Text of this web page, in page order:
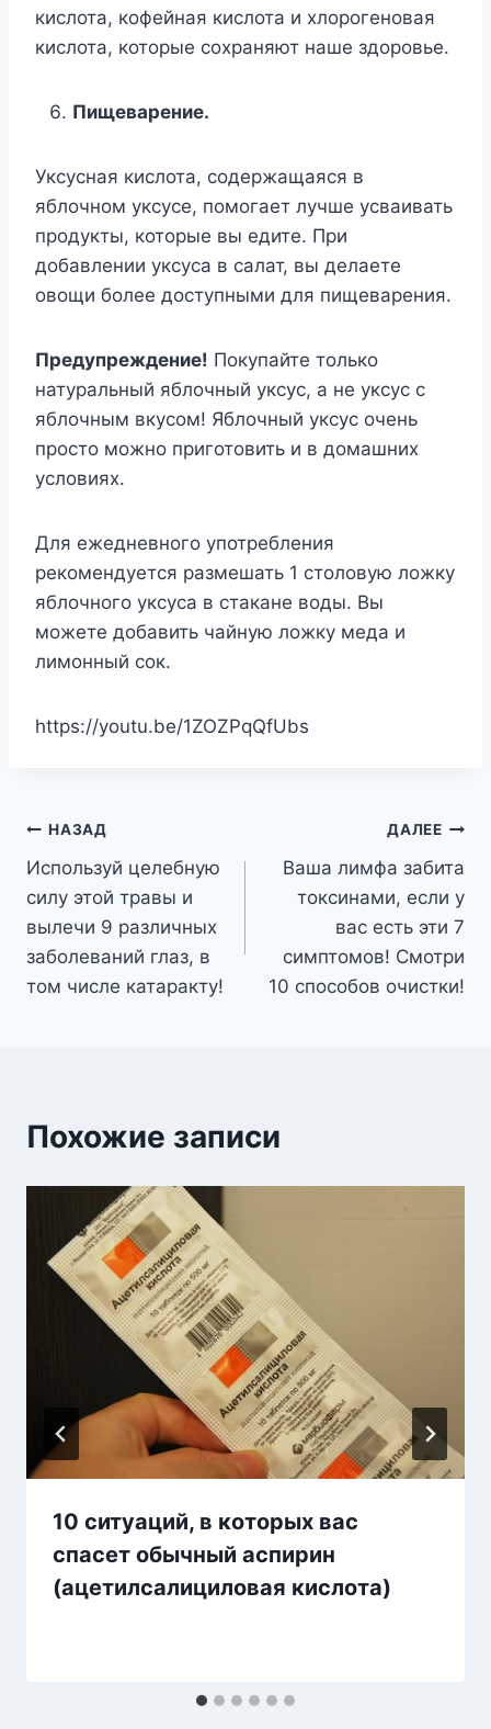
кислота, кофейная кислота и хлорогеновая
кислота, которые сохраняют наше здоровье.
Пищеварение.
Уксусная кислота, содержащаяся в
яблочном уксусе, помогает лучше усваивать
продукты, которые вы едите. При
добавлении уксуса в салат, вы делаете
овощи более доступными для пищеварения.
Предупреждение! Покупайте только
натуральный яблочный уксус, а не уксус с
яблочным вкусом! Яблочный уксус очень
просто можно приготовить и в домашних
условиях.
Для ежедневного употребления
рекомендуется размешать 1 столовую ложку
яблочного уксуса в стакане воды. Вы
можете добавить чайную ложку меда и
лимонный сок.
https://youtu.be/1ZOZPqQfUbs
Навигация
по
записям
НАЗАД
Используй целебную
силу этой травы и
вылечи 9 различных
заболеваний глаз, в
том числе катаракту!
ДАЛЕЕ
Ваша лимфа забита
токсинами, если у
вас есть эти 7
симптомов! Смотри
10 способов очистки!
Похожие записи
10 ситуаций, в которых вас
спасет обычный аспирин
(ацетилсалициловая кислота)